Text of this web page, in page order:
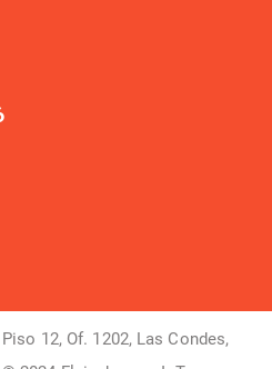
12, Of. 1202, Las Condes,